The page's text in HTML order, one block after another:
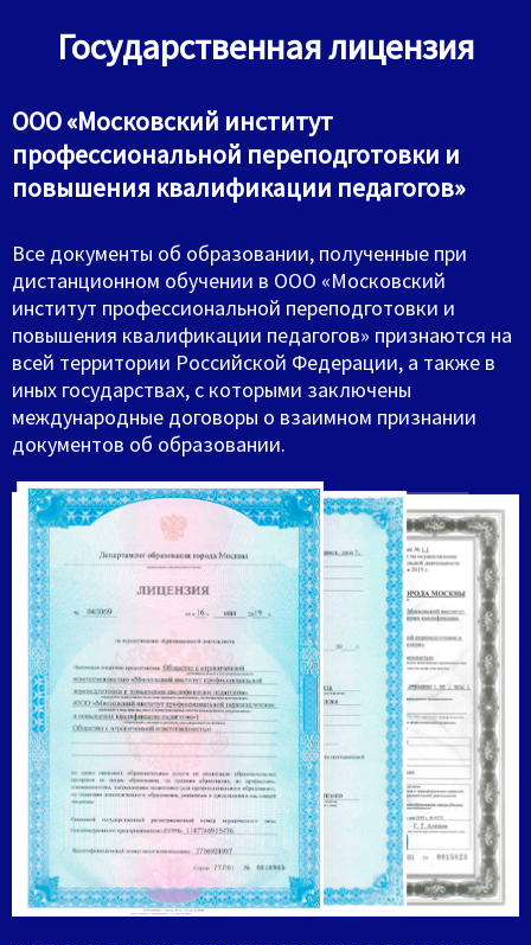
Государственная лицензия
ООО «Московский институт
профессиональной переподготовки и
повышения квалификации педагогов»
Все документы об образовании, полученные при
дистанционном обучении в ООО «Московский
институт профессиональной переподготовки и
повышения квалификации педагогов» признаются на
всей территории Российской Федерации, а также в
иных государствах, с которыми заключены
международные договоры о взаимном признании
документов об образовании.